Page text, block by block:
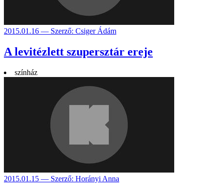
2015.01.16 — Szerző: Csiger Ádám
A levitézlett szupersztár ereje
színház
2015.01.15 — Szerző: Horányi Anna